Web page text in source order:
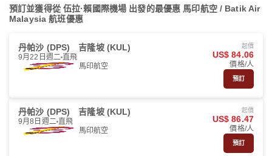
預訂並獲得從 伍拉·賴國際機場 出發的最優惠 馬印航空 / Batik Air
Malaysia 航班優惠
丹帕沙 (DPS) 吉隆坡 (KUL)
9月22日週二 直飛
馬印航空
起價
US$ 84.06
價格/人
預訂
丹帕沙 (DPS) 吉隆坡 (KUL)
9月8日週二 直飛
馬印航空
起價
US$ 86.47
價格/人
預訂